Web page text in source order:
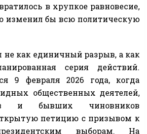
в хрупкое равновесие,
изменил бы всю политическую
не как единичный разрыв, а как
серия действий.
9 февраля 2026 года, когда
общественных деятелей,
и бывших чиновников
петицию с призывом к
выборам. На